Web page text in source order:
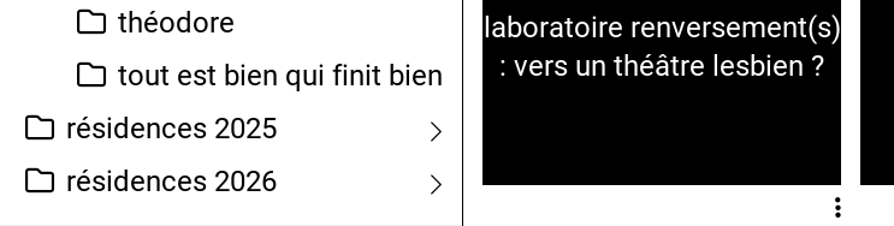
théodore
tout est bien qui finit bien
résidences 2025
résidences 2026
laboratoire renversement(s)
: vers un théâtre lesbien ?